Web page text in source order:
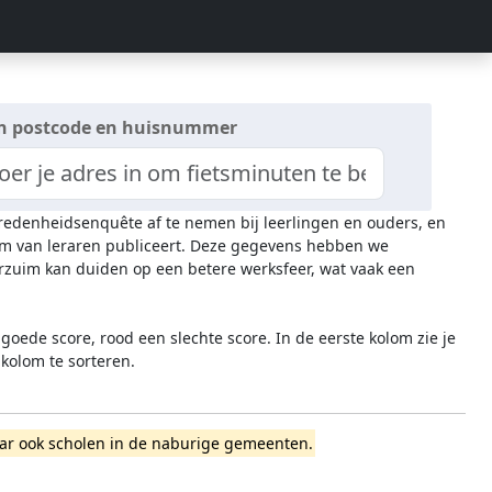
postcode en huisnummer
af te nemen bij leerlingen en ouders, en
van leraren publiceert. Deze gegevens hebben we
kan duiden op een betere werksfeer, wat vaak een
score, rood een slechte score. In de eerste kolom zie je
te sorteren.
ook scholen in de naburige gemeenten.